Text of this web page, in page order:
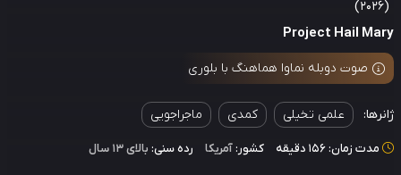
Project Hail
صوت دوبله نماوا هماهنگ با بلوری
علمی تخیلی کمدی ماجراجویی
مدت زمان: 156 دقیقه کشور:آمریکا رده سنی:بالای ۱۳ سال